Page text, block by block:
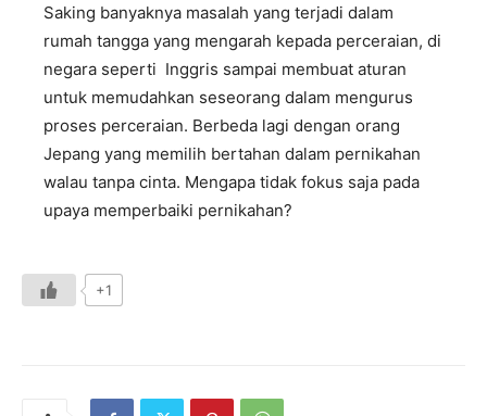
Saking banyaknya masalah yang terjadi dalam
rumah tangga yang mengarah kepada perceraian, di
negara seperti Inggris sampai membuat aturan
untuk memudahkan seseorang dalam mengurus
proses perceraian. Berbeda lagi dengan orang
Jepang yang memilih bertahan dalam pernikahan
walau tanpa cinta. Mengapa tidak fokus saja pada
upaya memperbaiki pernikahan?
+1